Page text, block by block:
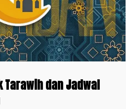
Tarawih dan Jadwal